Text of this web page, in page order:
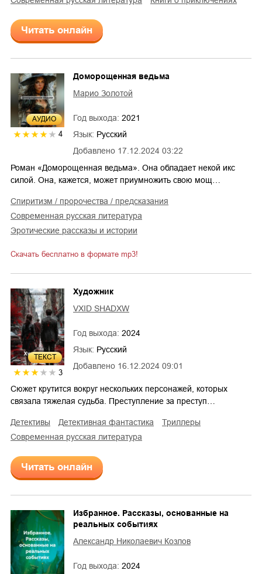
Читать онлайн
AУДИО
4
Добавлено 17.12.2024 03:22
Доморощенная ведьма
Марио Золотой
Год выхода: 2021
Язык: Русский
Роман «Доморощенная ведьма». Она обладает некой икс
силой. Она, кажется, может приумножить свою мощ…
спиритизм / пророчества / предсказания
современная русская литература
эротические рассказы и истории
Скачать бесплатно в формате mp3!
ТЕКСТ
3
Добавлено 16.12.2024 09:01
Художник
VXID SHADXW
Год выхода: 2024
Язык: Русский
Сюжет крутится вокруг нескольких персонажей, которых
связала тяжелая судьба. Преступление за преступ…
детективы детективная фантастика
триллеры
современная русская литература
Читать онлайн
Избранное. Рассказы, основанные на
реальных событиях
Александр Николаевич Козлов
Год выхода: 2024